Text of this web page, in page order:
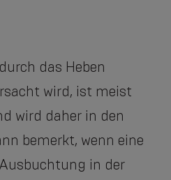
das Heben
wird, ist meist
wird daher in den
bemerkt, wenn eine
in der